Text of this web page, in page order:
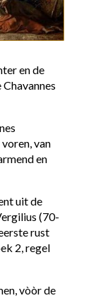
en de
van
en
uit de
(70-
rust
2, regel
vòòr de